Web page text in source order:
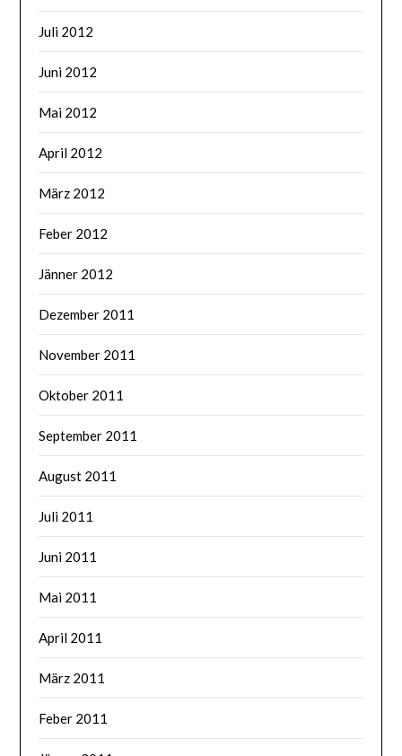
Juli 2012
Juni 2012
Mai 2012
April 2012
März 2012
Feber 2012
Jänner 2012
Dezember 2011
November 2011
Oktober 2011
September 2011
August 2011
Juli 2011
Juni 2011
Mai 2011
April 2011
März 2011
Feber 2011